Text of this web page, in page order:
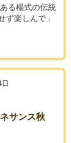
る楊式の伝統
ず楽しんで」
サンス秋